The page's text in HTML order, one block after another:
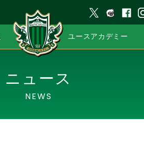
ユースアカデミー
ニュース
NEWS